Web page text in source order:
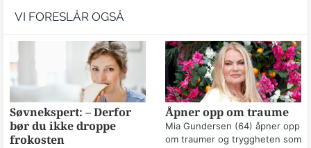
VI FORESLÅR OGSÅ
Søvnekspert: – Derfor
bør du ikke droppe
frokosten
Åpner opp om traume
Mia Gundersen (64) åpner opp
om traumer og tryggheten som